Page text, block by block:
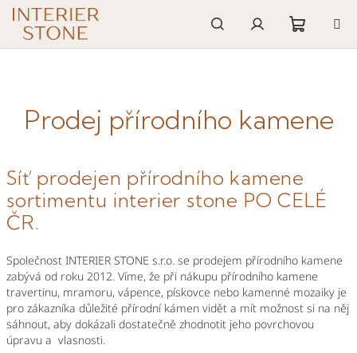
Přejít
obsah
HledatPřihlášení
Prodej přírodního kamene
Síť prodejen přírodního kamene
sortimentu interier stone PO CELÉ
ČR.
Společnost INTERIER STONE s.r.o. se prodejem přírodního kamene
zabývá od roku 2012. Víme, že při nákupu přírodního kamene
travertinu, mramoru, vápence, pískovce nebo kamenné mozaiky je
pro zákazníka důležité přírodní kámen vidět a mít možnost si na něj
sáhnout, aby dokázali dostatečně zhodnotit jeho povrchovou
úpravu a vlasnosti.